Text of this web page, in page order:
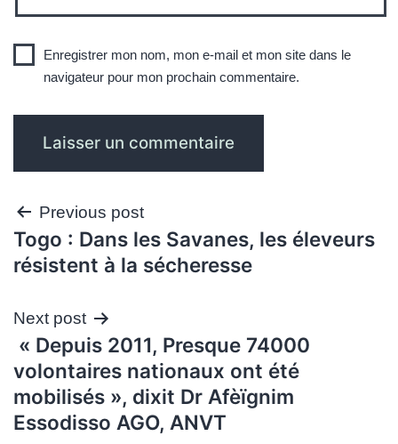
Enregistrer mon nom, mon e-mail et mon site dans le
navigateur pour mon prochain commentaire.
Navigation
de
Previous post
Togo : Dans les Savanes, les éleveurs
résistent à la sécheresse
Next post
« Depuis 2011, Presque 74000
volontaires nationaux ont été
mobilisés », dixit Dr Afèïgnim
Essodisso AGO, ANVT